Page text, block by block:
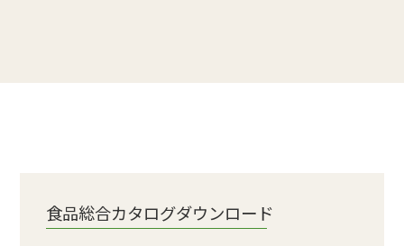
食品総合カタログダウンロード